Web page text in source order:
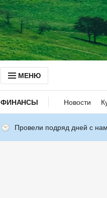
МЕНЮ
ФИНАНСЫ Новости
Провели подряд дней с